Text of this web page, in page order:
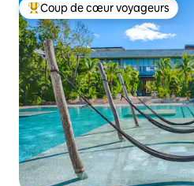
Coup de cœur voyageurs parmi
Coup de cœur voyageurs